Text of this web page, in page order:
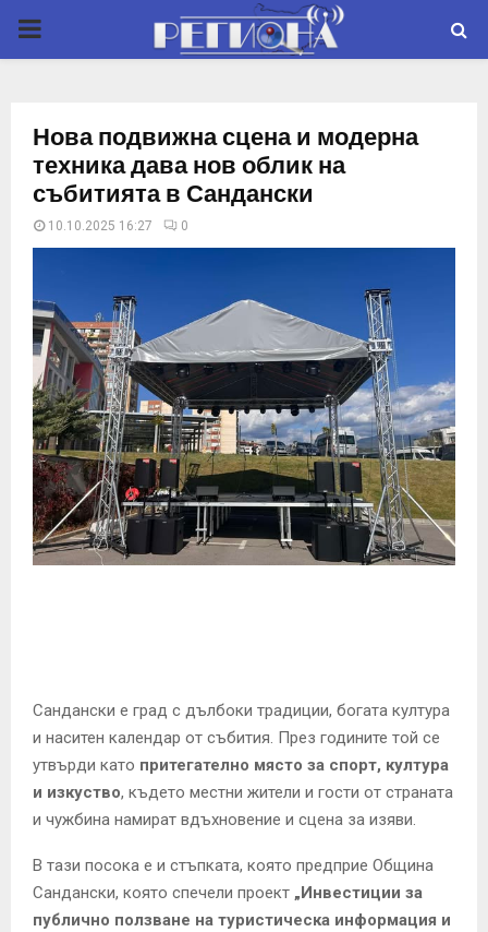
P
M
R
Y
M
E
N
Нова подвижна сцена и модерна
техника дава нов облик на
събитията в Сандански
10.10.2025 16:27 0
Сандански е град с дълбоки традиции, богата култура
и наситен календар от събития. През годините той се
утвърди като притегателно място за спорт, култура
и изкуство, където местни жители и гости от страната
и чужбина намират вдъхновение и сцена за изяви.
В тази посока е и стъпката, която предприе Община
Сандански, която спечели проект „Инвестиции за
публично ползване на туристическа информация и